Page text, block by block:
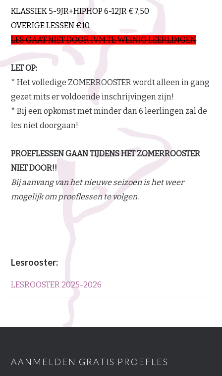
KLASSIEK 5-9JR+HIPHOP 6-12JR €7,50
OVERIGE LESSEN €10,-
LES GAAT NIET DOOR IVM TE WEINIG LEERLINGEN
LET OP:
* Het volledige ZOMERROOSTER wordt alleen in gang
gezet mits er voldoende inschrijvingen zijn!
* Bij een opkomst met minder dan 6 leerlingen zal de
les niet doorgaan!
PROEFLESSEN GAAN TIJDENS HET ZOMERROOSTER
NIET DOOR!!
Bij aanvang van het nieuwe seizoen is het weer
mogelijk om proeflessen te volgen.
Lesrooster:
LESROOSTER 2025-2026
AANMELDEN GRATIS PROEFLES